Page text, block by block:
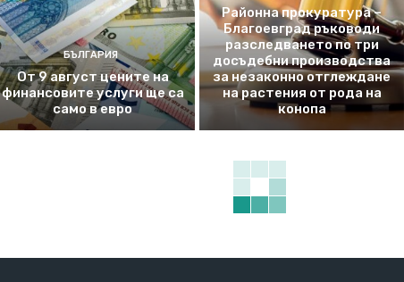
БЪЛГАРИЯ
От 9 август цените на
финансовите услуги ще са
само в евро
Районна прокуратура –
Благоевград ръководи
разследването по три
досъдебни производства
за незаконно отглеждане
на растения от рода на
конопа